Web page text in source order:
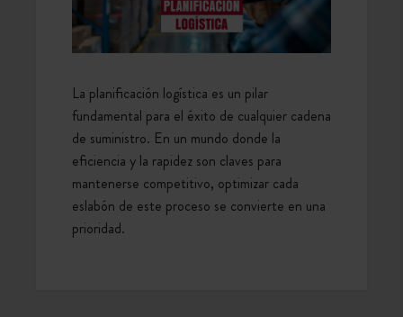
CADENA
DE
SUMINISTRO
La planificación logística es un pilar
fundamental para el éxito de cualquier cadena
de suministro. En un mundo donde la
eficiencia y la rapidez son claves para
mantenerse competitivo, optimizar cada
eslabón de este proceso se convierte en una
prioridad.